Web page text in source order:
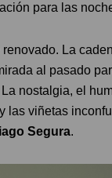
para las
La
al pasado
nostalgia, el
las viñetas
Segura.